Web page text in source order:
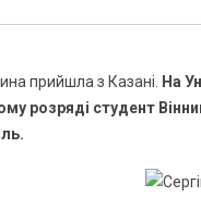
прийшла з Казані.
На
розряді студент